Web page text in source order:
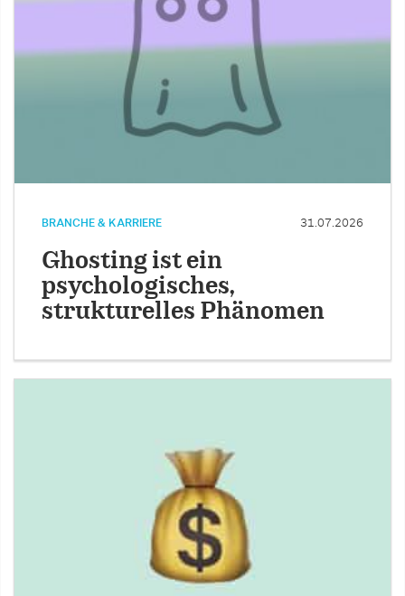
BRANCHE & KARRIERE 31.07.2026
Ghosting ist ein
psychologisches,
strukturelles Phänomen